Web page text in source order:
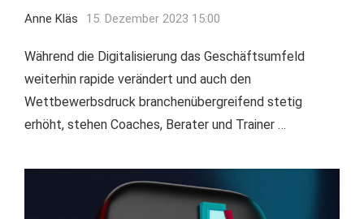
Anne Kläs 15. Dezember 2023 15:00
Während die Digitalisierung das Geschäftsumfeld
weiterhin rapide verändert und auch den
Wettbewerbsdruck branchenübergreifend stetig
erhöht, stehen Coaches, Berater und Trainer …